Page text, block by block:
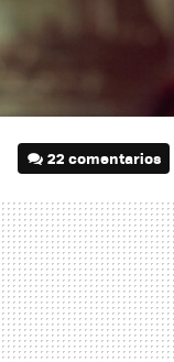
22 comentarios